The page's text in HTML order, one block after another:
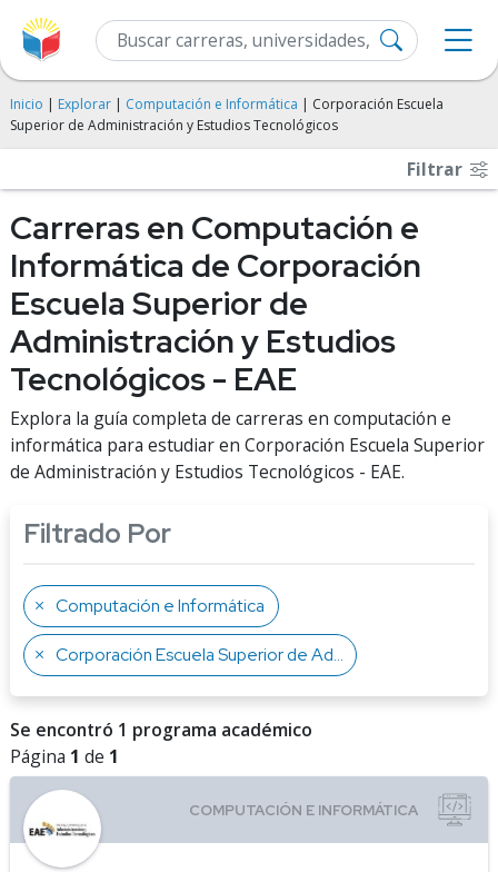
Inicio | Explorar | Computación e Informática | Corporación Escuela
Superior de Administración y Estudios Tecnológicos
Filtrar
Carreras en Computación e
Informática de Corporación
Escuela Superior de
Administración y Estudios
Tecnológicos - EAE
Explora la guía completa de carreras en computación e
informática para estudiar en Corporación Escuela Superior
de Administración y Estudios Tecnológicos - EAE.
Filtrado Por
Computación e Informática
Corporación Escuela Superior de Administración y Estudios Tecnológicos
Se encontró 1 programa académico
Página 1 de 1